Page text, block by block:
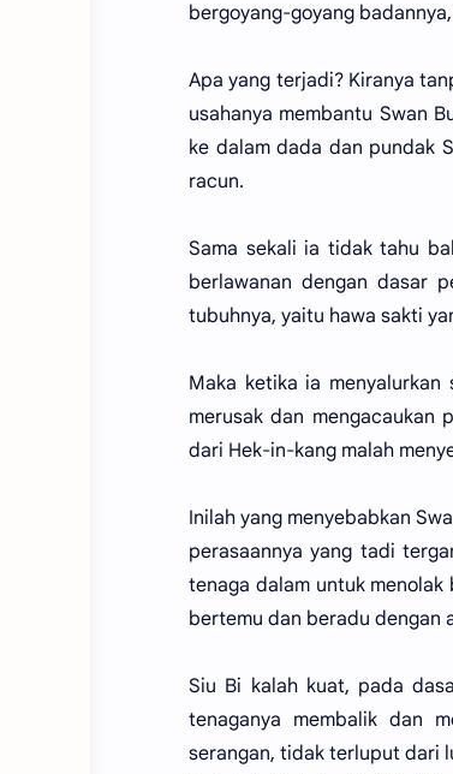
bergoyang-goyang
Apa yang terjadi? Kiranya
usahanya membantu Swan
ke dalam dada dan pundak
racun.
Sama sekali ia tidak tahu
berlawanan dengan dasar
tubuhnya, yaitu hawa sakti
Maka ketika ia
merusak dan mengacaukan
dari Hek-in-kang malah
Inilah yang menyebabkan
perasaannya yang tadi
tenaga dalam untuk
bertemu dan beradu dengan
Siu Bi kalah kuat, pada
tenaganya membalik dan
serangan, tidak terluput dari